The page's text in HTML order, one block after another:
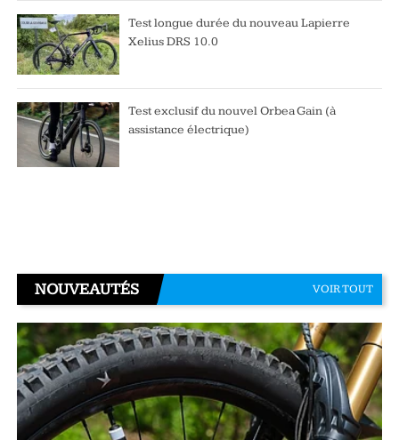
Test longue durée du nouveau Lapierre
Xelius DRS 10.0
Test exclusif du nouvel Orbea Gain (à
assistance électrique)
NOUVEAUTÉS VOIR TOUT